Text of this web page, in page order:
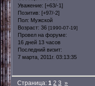
Уважение: [+63/-1]
Позитив: [+97/-2]
Пол: Мужской
Возраст: 36 [1990-07-19]
Провел на форуме:
16 дней 13 часов
Последний визит:
7 марта, 2011г. 03:13:35
Страница:1 2 3 »